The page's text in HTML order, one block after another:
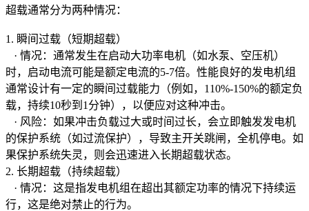
超载通常分为两种情况：
1. 瞬间过载（短期超载）
· 情况：通常发生在启动大功率电机（如水泵、空压机）
时，启动电流可能是额定电流的5-7倍。性能良好的发电机组
通常设计有一定的瞬间过载能力（例如，110%-150%的额定负
载，持续10秒到1分钟），以便应对这种冲击。
· 风险：如果冲击负载过大或时间过长，会立即触发发电机
的保护系统（如过流保护），导致主开关跳闸，全机停电。如
果保护系统失灵，则会迅速进入长期超载状态。
2. 长期超载（持续超载）
· 情况：这是指发电机组在超出其额定功率的情况下持续运
行，这是绝对禁止的行为。